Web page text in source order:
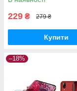
229 ₴ 279 ₴
Купити
–18%